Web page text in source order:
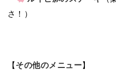
さ！）
【 その他のメニュー】